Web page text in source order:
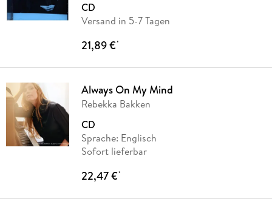
CD
Versand in 5-7 Tagen
21,89 €*
Always On My Mind
Rebekka Bakken
CD
Sprache: Englisch
Sofort lieferbar
22,47 €*